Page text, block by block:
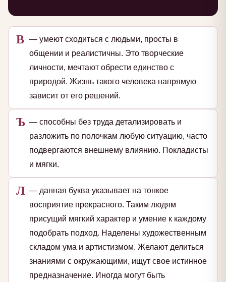
В — умеют сходиться с людьми, просты в
общении и реалистичны. Это творческие
личности, мечтают обрести единство с
природой. Жизнь такого человека напрямую
зависит от его решений.
Ъ — способны без труда детализировать и
разложить по полочкам любую ситуацию, часто
подвергаются внешнему влиянию. Покладисты
и мягки.
Л — данная буква указывает на тонкое
восприятие прекрасного. Таким людям
присущий мягкий характер и умение к каждому
подобрать подход. Наделены художественным
складом ума и артистизмом. Желают делиться
знаниями с окружающими, ищут свое истинное
предназначение. Иногда могут быть